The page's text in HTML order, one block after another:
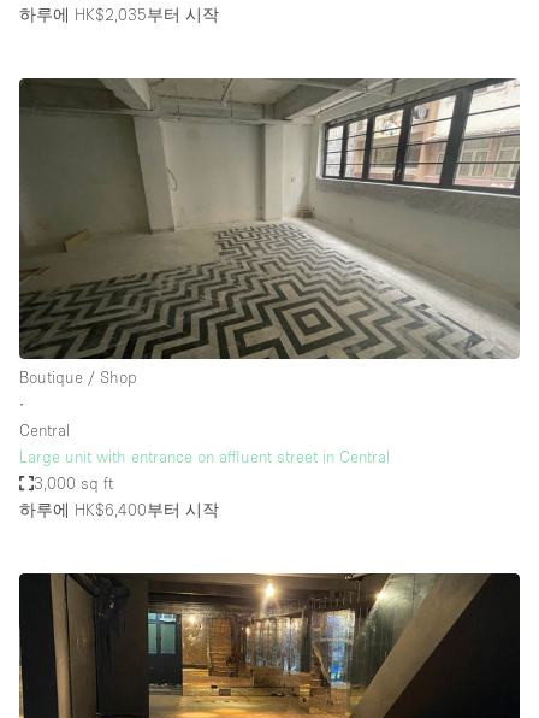
하루에 HK$2,035부터 시작
Boutique / Shop
∙
Central
Large unit with entrance on affluent street in Central
3,000 sq ft
하루에 HK$6,400부터 시작